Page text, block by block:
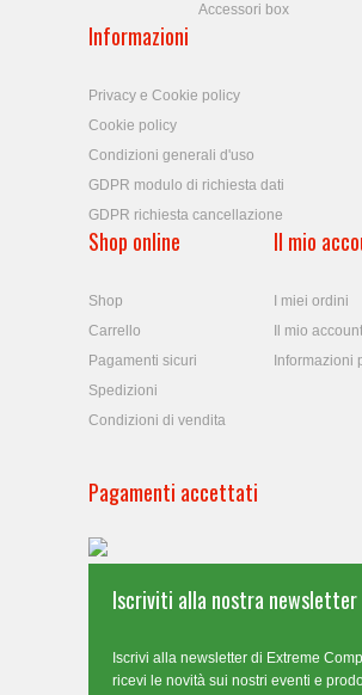
Accessori box
Informazioni
Privacy e Cookie policy
Cookie policy
Condizioni generali d'uso
GDPR modulo di richiesta dati
GDPR richiesta cancellazione
Shop online
Shop
Carrello
Pagamenti sicuri
Spedizioni
Condizioni di vendita
Il mio
I miei ordini
Il mio account
Informazioni
Pagamenti accettati
Iscriviti alla nostra newsletter
Iscrivi alla newsletter di Extreme
ricevi le novità sui nostri eventi e